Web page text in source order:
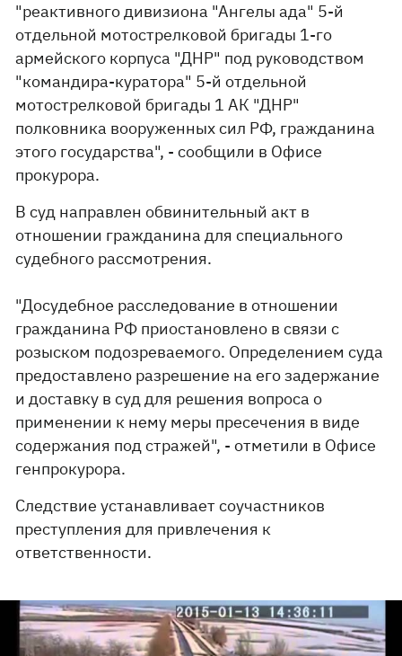
"реактивного дивизиона "Ангелы ада" 5-й
отдельной мотострелковой бригады 1-го
армейского корпуса "ДНР" под руководством
"командира-куратора" 5-й отдельной
мотострелковой бригады 1 АК "ДНР"
полковника вооруженных сил РФ, гражданина
этого государства", - сообщили в Офисе
прокурора.
В суд направлен обвинительный акт в
отношении гражданина для специального
судебного рассмотрения.
"Досудебное расследование в отношении
гражданина РФ приостановлено в связи с
розыском подозреваемого. Определением суда
предоставлено разрешение на его задержание
и доставку в суд для решения вопроса о
применении к нему меры пресечения в виде
содержания под стражей", - отметили в Офисе
генпрокурора.
Следствие устанавливает соучастников
преступления для привлечения к
ответственности.